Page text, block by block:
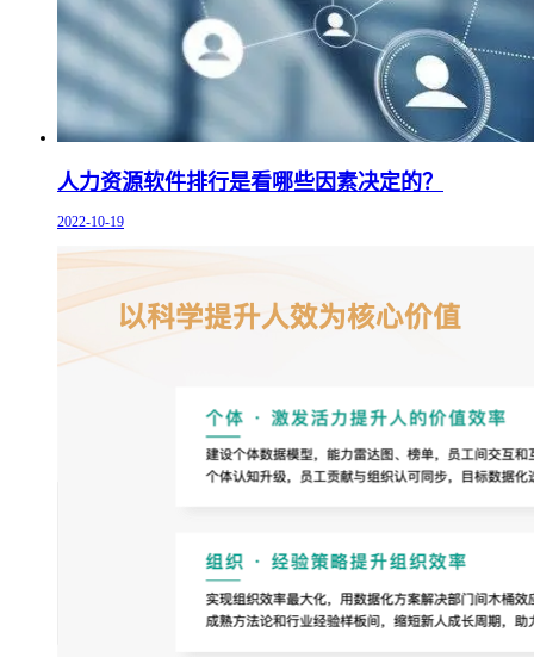
人力资源软件排行是看哪些因素决定的？
2022-10-19